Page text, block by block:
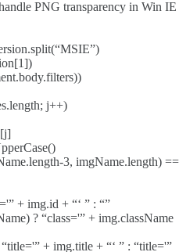
PNG transparency in Win IE
j++)
3, imgName.length) ==
img.id + “‘ ” : “”
? “class='” + img.className
+ img.title + “‘ ” : “title='”